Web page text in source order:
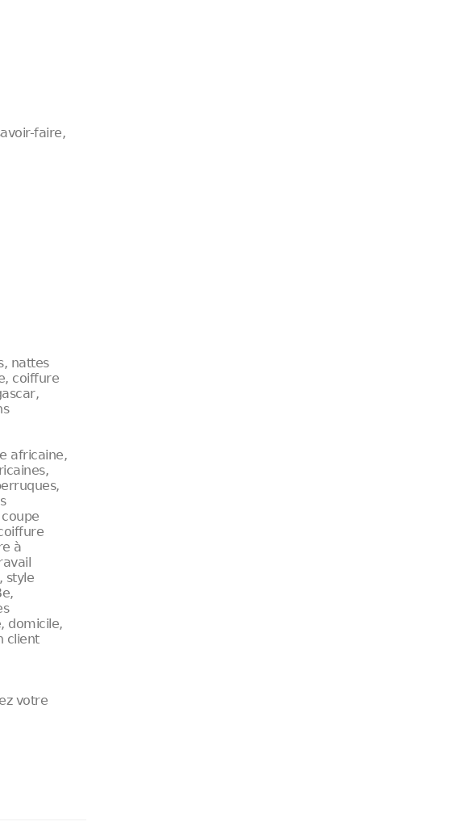
faire,
nattes
coiffure
africaine,
à
style
domicile,
client
votre